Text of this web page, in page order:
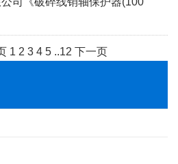
1 2 3 4 5 ..12 下一页